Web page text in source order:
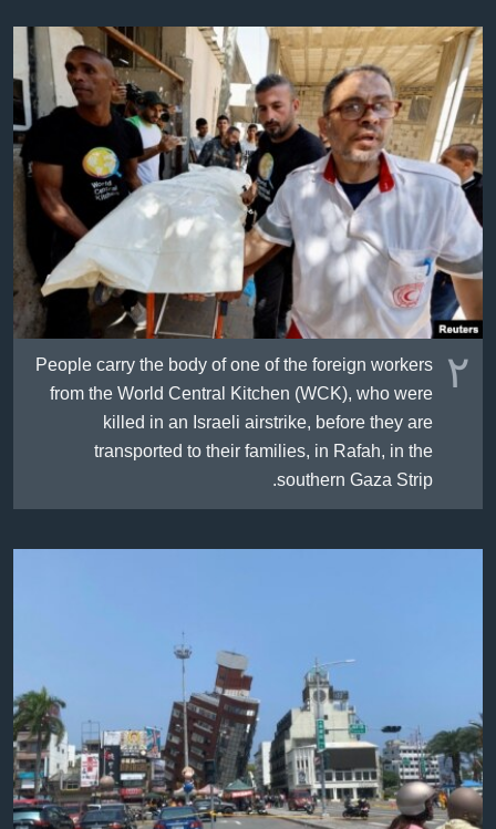
٢ People carry the body of one of the foreign workers
from the World Central Kitchen (WCK), who were
killed in an Israeli airstrike, before they are
transported to their families, in Rafah, in the
southern Gaza Strip.